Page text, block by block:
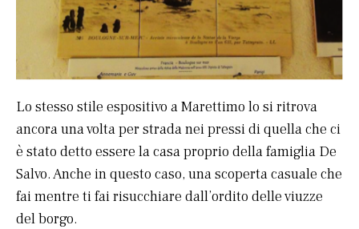
Lo stesso stile espositivo a Marettimo lo si ritrova
ancora una volta per strada nei pressi di quella che ci
è stato detto essere la casa proprio della famiglia De
Salvo. Anche in questo caso, una scoperta casuale che
fai mentre ti fai risucchiare dall’ordito delle viuzze
del borgo.